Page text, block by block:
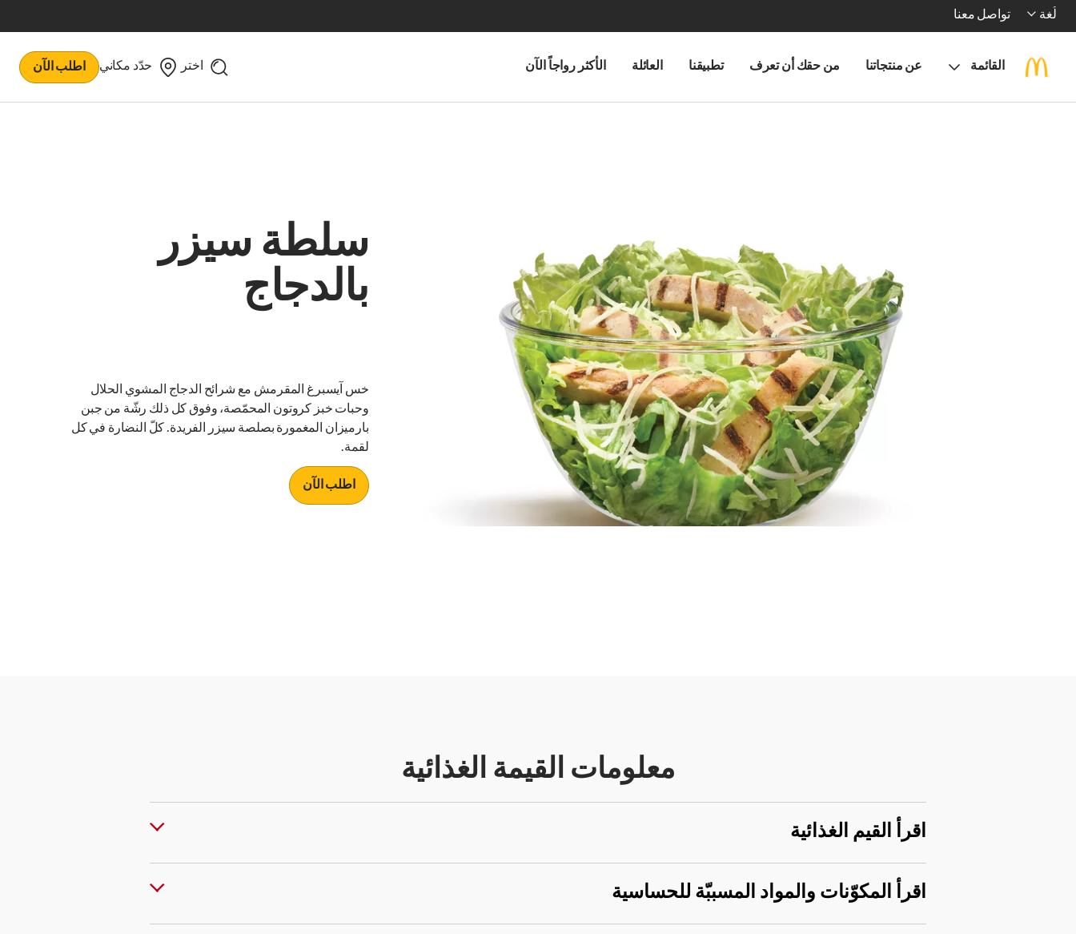
لُغة تواصل معنا
القائمة عن منتجاتنا من حقك أن تعرف تطبيقنا العائلة الأكثر رواجاً الآن اختر حدّد مكاني اطلب الآن
سلطة سيزر
بالدجاج
خس آيسبرغ المقرمش مع شرائح الدجاج المشوي الحلال
وحبات خبز كروتون المحمّصة، وفوق كل ذلك رشّة من جبن
بارميزان المغمورة بصلصة سيزر الفريدة. كلّ النضارة في كل
لقمة.
اطلب الآن
معلومات القيمة الغذائية
اقرأ القيم الغذائية
اقرأ المكوّنات والمواد المسببّة للحساسية